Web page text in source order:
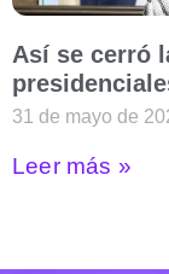
Así se cerró
31 de mayo de
Leer más »